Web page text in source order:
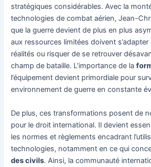
stratégiques considérables. Avec la
technologies de combat aérien, Jean-
que la guerre devient de plus en plus
aux ressources limitées doivent
réalités ou risquer de se retrouver
champ de bataille. L’importance de la
l’équipement devient primordiale pour
environnement de guerre en constante
De plus, ces transformations posent de
pour le droit international. Il devient
les normes et règlements encadrant
technologies, notamment en ce qui
des civils. Ainsi, la communauté